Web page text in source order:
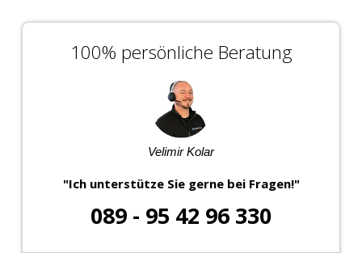
100% persönliche Beratung
Velimir Kolar
"Ich unterstütze Sie gerne bei Fragen!"
089 - 95 42 96 330